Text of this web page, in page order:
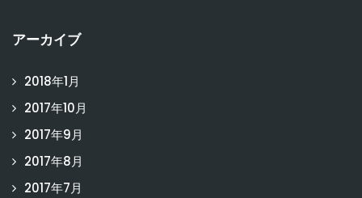
アーカイブ
2018年1月
2017年10月
2017年9月
2017年8月
2017年7月